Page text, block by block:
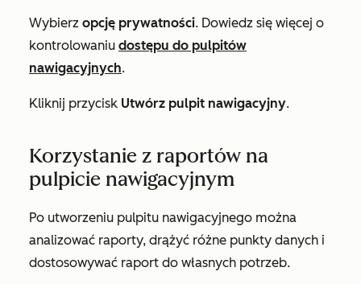
Wybierz opcję prywatności. Dowiedz się więcej o
kontrolowaniu dostępu do pulpitów
nawigacyjnych.
Kliknij przycisk Utwórz pulpit nawigacyjny.
Korzystanie z raportów na
pulpicie nawigacyjnym
Po utworzeniu pulpitu nawigacyjnego można
analizować raporty, drążyć różne punkty danych i
dostosowywać raport do własnych potrzeb.